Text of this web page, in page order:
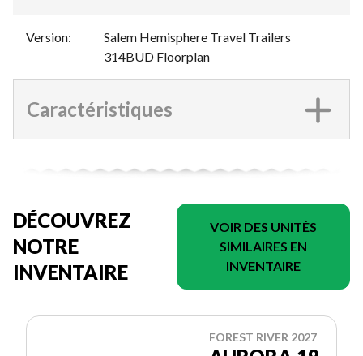
Version:
Salem Hemisphere Travel Trailers
314BUD Floorplan
Caractéristiques
DÉCOUVREZ
NOTRE
INVENTAIRE
VOIR DES UNITÉS
SIMILAIRES EN
INVENTAIRE
FOREST RIVER 2027